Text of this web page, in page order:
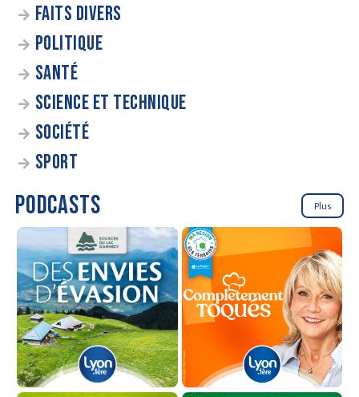
FAITS DIVERS
POLITIQUE
SANTÉ
SCIENCE ET TECHNIQUE
SOCIÉTÉ
SPORT
PODCASTS Plus